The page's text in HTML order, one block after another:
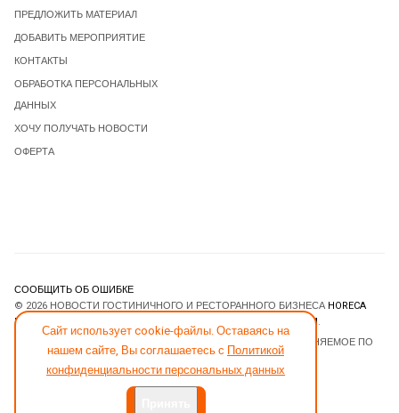
Сайт использует cookie-файлы. Оставаясь на
нашем сайте, Вы соглашаетесь с Политикой
конфиденциальности персональных данных
ПРЕДЛОЖИТЬ МАТЕРИАЛ
ДОБАВИТЬ МЕРОПРИЯТИЕ
КОНТАКТЫ
ОБРАБОТКА ПЕРСОНАЛЬНЫХ
ДАННЫХ
ХОЧУ ПОЛУЧАТЬ НОВОСТИ
ОФЕРТА
СООБЩИТЬ ОБ ОШИБКЕ
© 2026 НОВОСТИ ГОСТИНИЧНОГО И РЕСТОРАННОГО БИЗНЕСА HORECA
ESTATE
JOOMLART.COM.
- ПРОГРАММНОЕ ОБЕСПЕЧЕНИЕ, РАСПРОСТРАНЯЕМОЕ ПО
ЛИЦЕНЗИИGNU GENERAL PUBLIC LICENSE